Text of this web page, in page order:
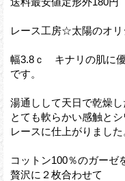
レース工房☆太陽のオリ
幅3.8ｃ キナリの肌に
です。
湯通しして天日で乾燥
とても軟らかい感触と
レースに仕上がりました
コットン100％のガーゼ
贅沢に２枚合わせて